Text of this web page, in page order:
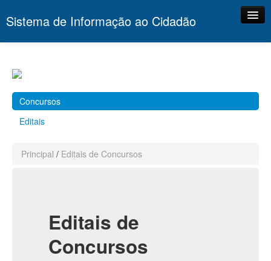
Sistema de Informação ao Cidadão
Concursos
Editais
Principal / Editais de Concursos
Editais de
Concursos